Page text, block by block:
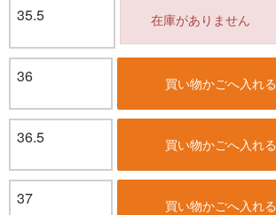
35.5 在庫がありません
36 買い物かごへ入れる
36.5 買い物かごへ入れる
37 買い物かごへ入れる